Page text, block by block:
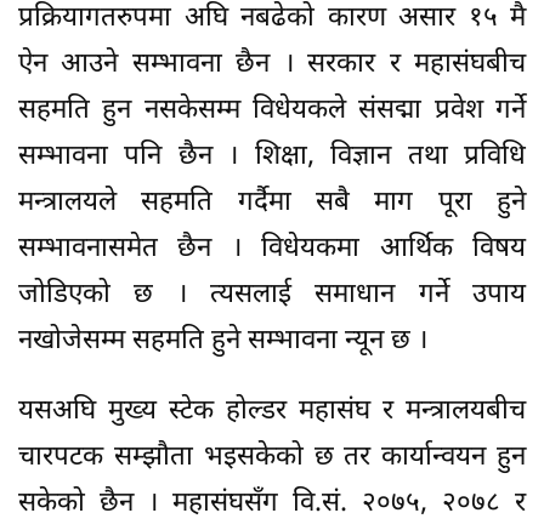
प्रक्रियागतरुपमा अघि नबढेको कारण असार १५ मै
ऐन आउने सम्भावना छैन । सरकार र महासंघबीच
सहमति हुन नसकेसम्म विधेयकले संसद्मा प्रवेश गर्ने
सम्भावना पनि छैन । शिक्षा, विज्ञान तथा प्रविधि
मन्त्रालयले सहमति गर्दैमा सबै माग पूरा हुने
सम्भावनासमेत छैन । विधेयकमा आर्थिक विषय
जोडिएको छ । त्यसलाई समाधान गर्ने उपाय
नखोजेसम्म सहमति हुने सम्भावना न्यून छ ।
यसअघि मुख्य स्टेक होल्डर महासंघ र मन्त्रालयबीच
चारपटक सम्झौता भइसकेको छ तर कार्यान्वयन हुन
सकेको छैन । महासंघसँग वि.सं. २०७५, २०७८ र